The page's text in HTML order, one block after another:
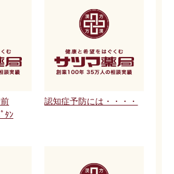
ﾀﾝ
認知症予防には・・・・